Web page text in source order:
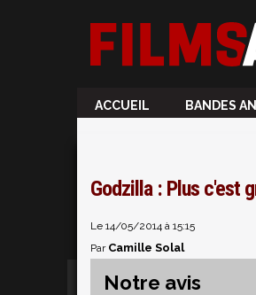
ACCUEIL BANDES
Godzilla : Plus c'est
Le 14/05/2014 à 15:15
Par Camille Solal
Notre avis